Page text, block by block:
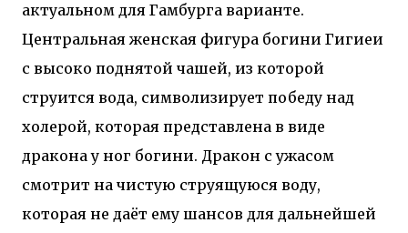
актуальном для Гамбурга варианте.
Центральная женская фигура богини Гигиеи
с высоко поднятой чашей, из которой
струится вода, символизирует победу над
холерой, которая представлена в виде
дракона у ног богини. Дракон с ужасом
смотрит на чистую струящуюся воду,
которая не даёт ему шансов для дальнейшей